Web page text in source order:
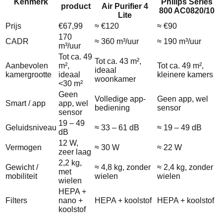
Kenmerk
product
Air Purifier 4
Lite
Philips Series
800 AC0820/10
Prijs
€67,99 ≈ €120
≈ €90
CADR
170
m³/uur
≈ 360 m³/uur ≈ 190 m³/uur
Aanbevolen
kamergrootte
Tot ca. 49
m²,
ideaal
<30 m²
Tot ca. 43 m²,
ideaal
woonkamer
Tot ca. 49 m²,
kleinere kamers
Smart / app
Geen
app, wel
sensor
Volledige app-
bediening
Geen app, wel
sensor
Geluidsniveau
19 – 49
dB
≈ 33 – 61 dB ≈ 19 – 49 dB
Vermogen
12 W,
zeer laag
≈ 30 W ≈ 22 W
Gewicht /
mobiliteit
2,2 kg,
met
wielen
≈ 4,8 kg, zonder
wielen
≈ 2,4 kg, zonder
wielen
Filters
HEPA +
nano +
koolstof
HEPA + koolstof HEPA + koolstof